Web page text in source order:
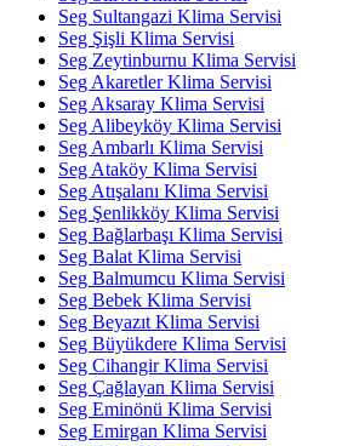
Seg Sultangazi Klima Servisi
Seg Şişli Klima Servisi
Seg Zeytinburnu Klima Servisi
Seg Akaretler Klima Servisi
Seg Aksaray Klima Servisi
Seg Alibeyköy Klima Servisi
Seg Ambarlı Klima Servisi
Seg Ataköy Klima Servisi
Seg Atışalanı Klima Servisi
Seg Şenlikköy Klima Servisi
Seg Bağlarbaşı Klima Servisi
Seg Balat Klima Servisi
Seg Balmumcu Klima Servisi
Seg Bebek Klima Servisi
Seg Beyazıt Klima Servisi
Seg Büyükdere Klima Servisi
Seg Cihangir Klima Servisi
Seg Çağlayan Klima Servisi
Seg Eminönü Klima Servisi
Seg Emirgan Klima Servisi